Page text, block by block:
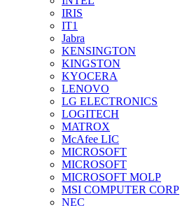
IRIS
IT1
Jabra
KENSINGTON
KINGSTON
KYOCERA
LENOVO
LG ELECTRONICS
LOGITECH
MATROX
McAfee LIC
MICROSOFT
MICROSOFT
MICROSOFT MOLP
MSI COMPUTER CORP
NEC